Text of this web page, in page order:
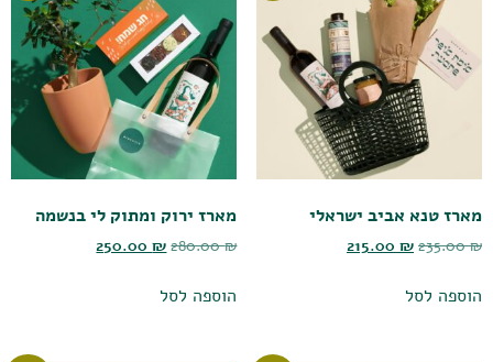
מארז טנא אביב ישראלי
235.00₪
215.00 ₪
הוספה לסל
מארז ירוק ומתוק לי בנשמה
280.00₪
250.00₪
הוספה לסל